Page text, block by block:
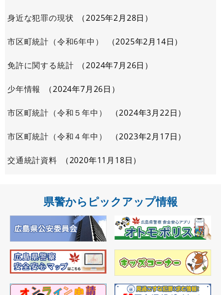
身近な犯罪の現状 2025年2月28日
市区町統計（令和6年中） 2025年2月14日
免許に関する統計 2024年7月26日
少年情報 2024年7月26日
市区町統計（令和５年中） 2024年3月22日
市区町統計（令和４年中） 2023年2月17日
交通統計資料 2020年11月18日
県警からピックアップ情報